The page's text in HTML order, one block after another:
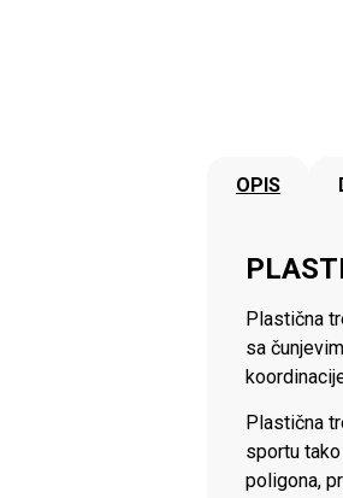
OPIS
Plastična
sa
Plastična
sportu
poligona,